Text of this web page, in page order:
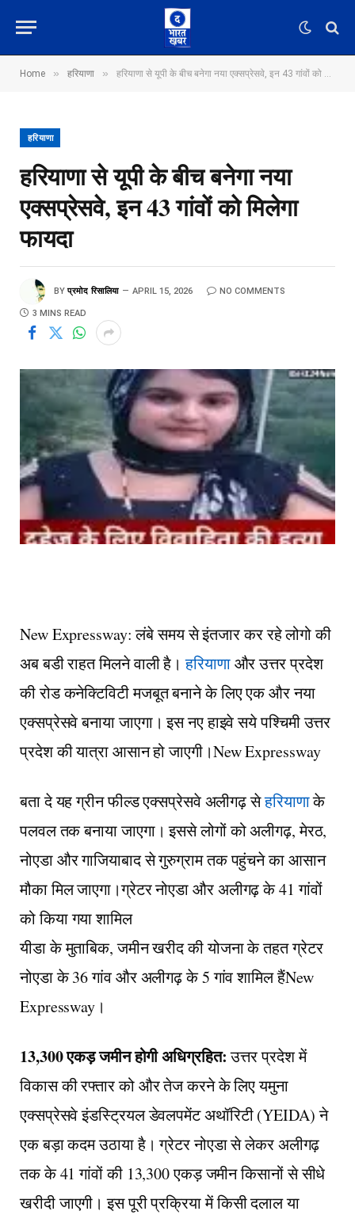
Home » हरियाणा » हरियाणा से यूपी के बीच बनेगा नया एक्सप्रेसवे, इन 43 गांवों को मिलेगा फायदा
हरियाणा
हरियाणा से यूपी के बीच बनेगा नया
एक्सप्रेसवे, इन 43 गांवों को मिलेगा
फायदा
BY प्रमोद रिसालिया APRIL 15, 2026 NO COMMENTS
3 MINS READ
New Expressway: लंबे समय से इंतजार कर रहे लोगो की
अब बडी राहत मिलने वाली है।हरियाणाऔर उत्तर प्रदेश
की रोड कनेक्टिविटी मजबूत बनाने के लिए एक और नया
एक्सप्रेसवे बनाया जाएगा। इस नए हाइवे सये पश्चिमी उत्तर
प्रदेश की यात्रा आसान हो जाएगी।New Expressway
बता दे यह ग्रीन फील्ड एक्सप्रेसवे अलीगढ़ सेहरियाणाके
पलवल तक बनाया जाएगा। इससे लोगों को अलीगढ़, मेरठ,
नोएडा और गाजियाबाद से गुरुग्राम तक पहुंचने का आसान
मौका मिल जाएगा।ग्रेटर नोएडा और अलीगढ़ के 41 गांवों
को किया गया शामिल
यीडा के मुताबिक, जमीन खरीद की योजना के तहत ग्रेटर
नोएडा के 36 गांव और अलीगढ़ के 5 गांव शामिल हैंNew
Expressway।
13,300 एकड़ जमीन होगी अधिग्रहित:उत्तर प्रदेश में
विकास की रफ्तार को और तेज करने के लिए यमुना
एक्सप्रेसवे इंडस्ट्रियल डेवलपमेंट अथॉरिटी (YEIDA) ने
एक बड़ा कदम उठाया है। ग्रेटर नोएडा से लेकर अलीगढ़
तक के 41 गांवों की 13,300 एकड़ जमीन किसानों से सीधे
खरीदी जाएगी। इस पूरी प्रक्रिया में किसी दलाल या